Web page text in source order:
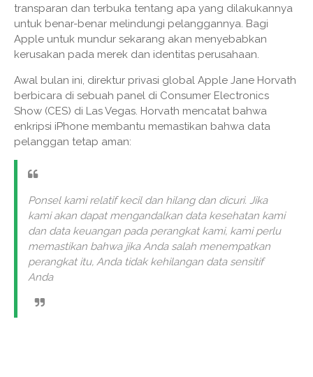
transparan dan terbuka tentang apa yang dilakukannya
untuk benar-benar melindungi pelanggannya. Bagi
Apple untuk mundur sekarang akan menyebabkan
kerusakan pada merek dan identitas perusahaan.
Awal bulan ini, direktur privasi global Apple Jane Horvath
berbicara di sebuah panel di Consumer Electronics
Show (CES) di Las Vegas. Horvath mencatat bahwa
enkripsi iPhone membantu memastikan bahwa data
pelanggan tetap aman:
Ponsel kami relatif kecil dan hilang dan dicuri. Jika
kami akan dapat mengandalkan data kesehatan kami
dan data keuangan pada perangkat kami, kami perlu
memastikan bahwa jika Anda salah menempatkan
perangkat itu, Anda tidak kehilangan data sensitif
Anda